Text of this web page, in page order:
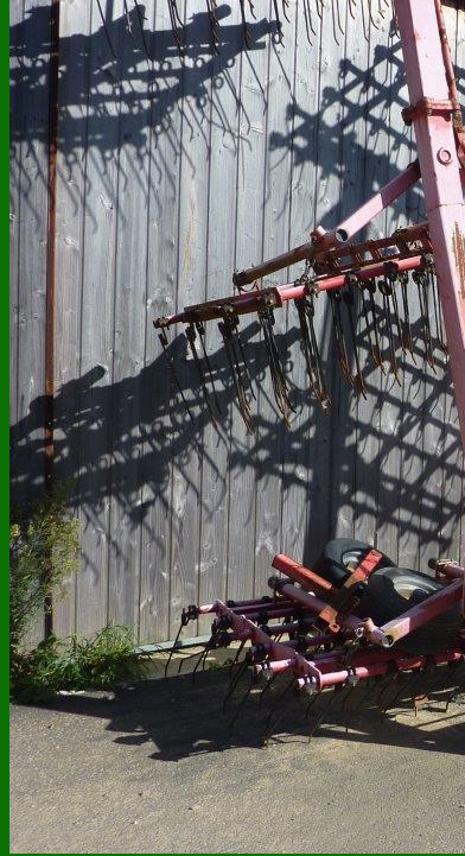
Marché des Lices à Rennes
Légumes et recettes
Contact